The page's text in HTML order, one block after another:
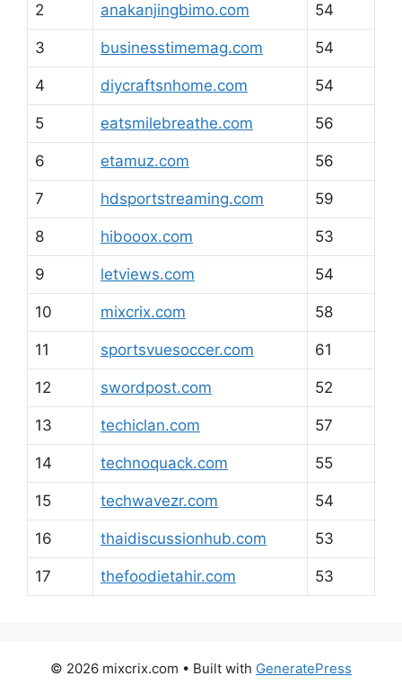
2 anakanjingbimo.com 54
3 businesstimemag.com 54
4 diycraftsnhome.com 54
5 eatsmilebreathe.com 56
6 etamuz.com 56
7 hdsportstreaming.com 59
8 hibooox.com 53
9 letviews.com 54
10 mixcrix.com 58
11 sportsvuesoccer.com 61
12 swordpost.com 52
13 techiclan.com 57
14 technoquack.com 55
15 techwavezr.com 54
16 thaidiscussionhub.com 53
17 thefoodietahir.com 53
© 2026 mixcrix.com • Built with GeneratePress